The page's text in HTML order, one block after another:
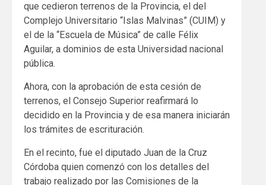
que cedieron terrenos de la Provincia, el del
Complejo Universitario “Islas Malvinas” (CUIM) y
el de la “Escuela de Música” de calle Félix
Aguilar, a dominios de esta Universidad nacional
pública.
Ahora, con la aprobación de esta cesión de
terrenos, el Consejo Superior reafirmará lo
decidido en la Provincia y de esa manera iniciarán
los trámites de escrituración.
En el recinto, fue el diputado Juan de la Cruz
Córdoba quien comenzó con los detalles del
trabajo realizado por las Comisiones de la